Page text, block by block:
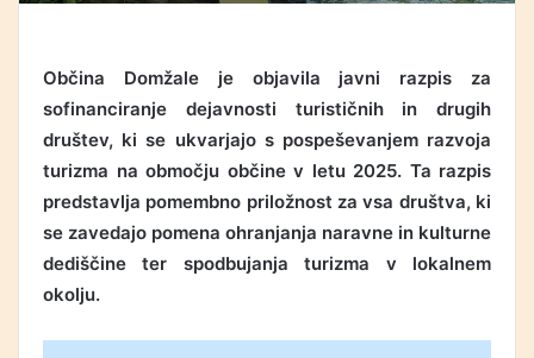
Občina Domžale je objavila javni razpis za
sofinanciranje dejavnosti turističnih in drugih
društev, ki se ukvarjajo s pospeševanjem razvoja
turizma na območju občine v letu 2025. Ta razpis
predstavlja pomembno priložnost za vsa društva, ki
se zavedajo pomena ohranjanja naravne in kulturne
dediščine ter spodbujanja turizma v lokalnem
okolju.